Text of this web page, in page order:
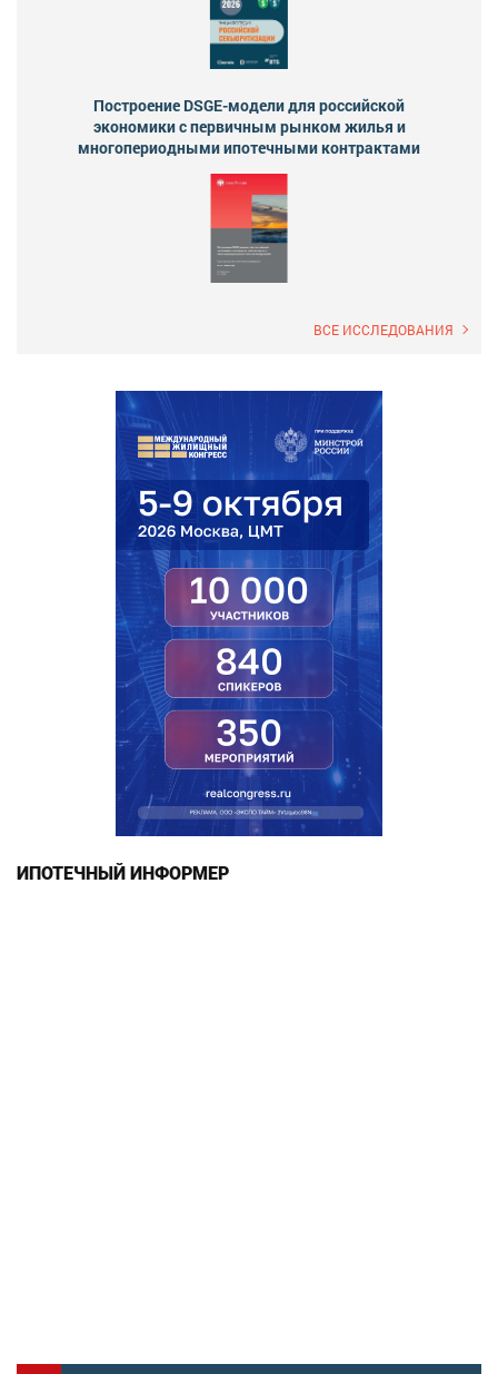
Построение DSGE-модели для российской
экономики с первичным рынком жилья и
многопериодными ипотечными контрактами
ВСЕ ИССЛЕДОВАНИЯ
ИПОТЕЧНЫЙ ИНФОРМЕР